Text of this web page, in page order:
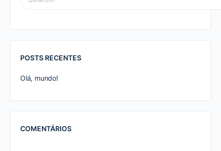
FOR:
POSTS RECENTES
Olá, mundo!
COMENTÁRIOS